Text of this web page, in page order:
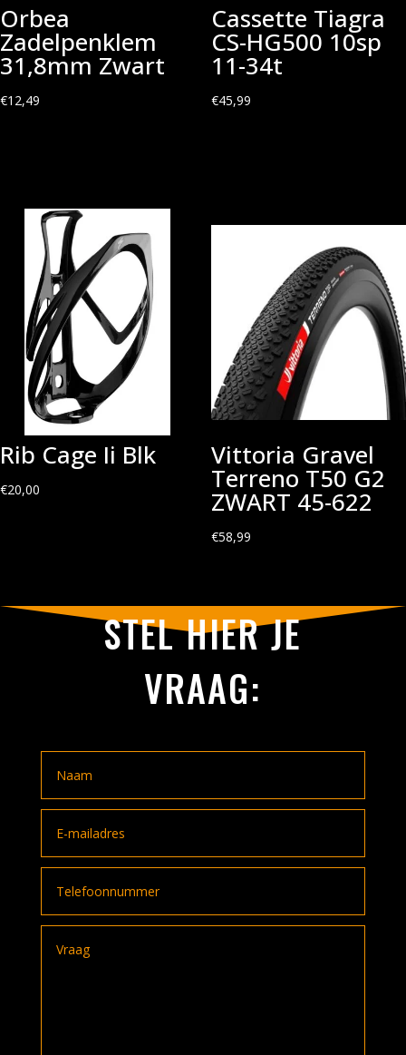
Orbea
Zadelpenklem
31,8mm Zwart
€12,49
Cassette Tiagra
CS-HG500 10sp
11-34t
€45,99
Rib Cage Ii Blk
€20,00
Vittoria Gravel
Terreno T50 G2
ZWART 45-622
€58,99
STEL HIER JE
VRAAG: